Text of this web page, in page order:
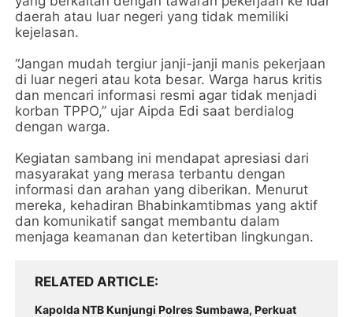
daerah atau luar negeri yang tidak memiliki
kejelasan.
“Jangan mudah tergiur janji-janji manis pekerjaan
di luar negeri atau kota besar. Warga harus kritis
dan mencari informasi resmi agar tidak menjadi
korban TPPO,” ujar Aipda Edi saat berdialog
dengan warga.
Kegiatan sambang ini mendapat apresiasi dari
masyarakat yang merasa terbantu dengan
informasi dan arahan yang diberikan. Menurut
mereka, kehadiran Bhabinkamtibmas yang aktif
dan komunikatif sangat membantu dalam
menjaga keamanan dan ketertiban lingkungan.
RELATED ARTICLE
Kapolda NTB Kunjungi Polres Sumbawa, Perkuat